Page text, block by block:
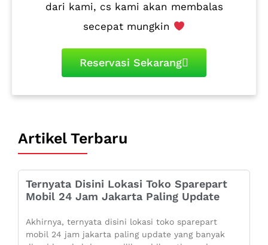
dari kami, cs kami akan membalas
secepat mungkin
Reservasi Sekarang
Artikel Terbaru
Ternyata Disini Lokasi Toko Sparepart
Mobil 24 Jam Jakarta Paling Update
Akhirnya, ternyata disini lokasi toko sparepart
mobil 24 jam jakarta paling update yang banyak